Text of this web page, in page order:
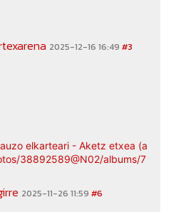
2025-12-16 16:49 #3
elkarteari - Aketz etxea
38892589@N02/albums/
2025-11-26 11:59 #6